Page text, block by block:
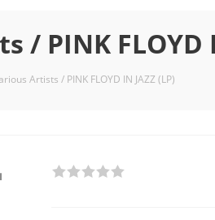
FLOYD
Artists / PINK FLOYD IN JAZZ (LP)